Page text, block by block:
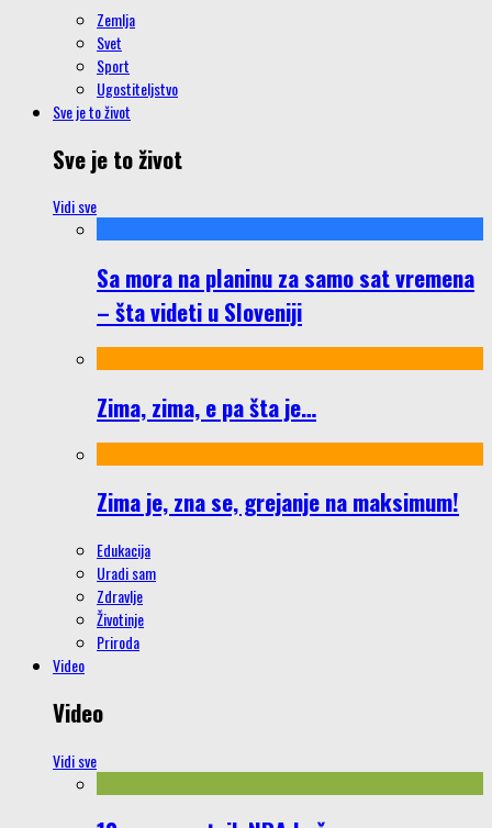
Zemlja
Svet
Sport
Ugostiteljstvo
Sve je to život
Sve je to život
Vidi sve
Sa mora na planinu za samo sat vremena
– šta videti u Sloveniji
Zima, zima, e pa šta je…
Zima je, zna se, grejanje na maksimum!
Edukacija
Uradi sam
Zdravlje
Životinje
Priroda
Video
Video
Vidi sve